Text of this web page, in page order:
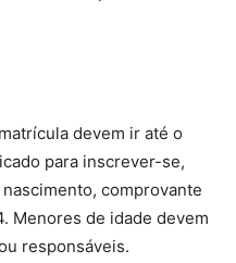
devem ir até o
para inscrever-se,
comprovante
Menores de idade devem
responsáveis.